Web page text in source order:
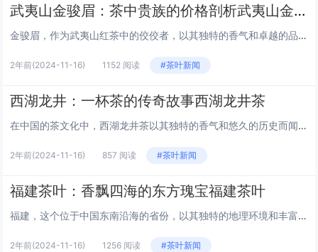
武夷山金骏眉：茶中贵族的价格剖析武夷山金骏眉价格
金骏眉，作为武夷山红茶中的佼佼者，以其独特的香气和卓越的品质闻名于世。这种茶以其精细的工艺和稀有的产量而备受茶友们的追捧。那么，武夷山金骏眉的价格究竟如何？本文将为您揭开其价格背后的神秘面纱。 金骏眉的起源与特点 金骏眉源自中国福建省武夷...
2年前(2024-11-16) 1152 阅读 #茶叶新闻
西湖龙井：一杯茶的传奇故事西湖龙井茶
在中国的茶文化中，西湖龙井茶以其独特的香气和悠久的历史而闻名遐迩。这不仅仅是一杯茶，它是杭州西湖的精髓，是中国茶艺的瑰宝，更是连接古今的桥梁。让我们一同走进西湖龙井的世界，感受一杯茶背后的传奇故事。 西湖龙井的历史渊源 西湖龙井的历史可以...
2年前(2024-11-16) 857 阅读 #茶叶新闻
福建茶叶：香飘四海的东方瑰宝福建茶叶
福建，这个位于中国东南沿海的省份，以其独特的地理环境和丰富的文化历史，孕育出了世界闻名的茶叶。福建茶叶，不仅仅是一种饮品，它是一种文化，一种艺术，更是一段跨越千年的历史。本文将带您走进福建茶叶的世界，探索其独特魅力。 福建茶叶的历史渊源...
2年前(2024-11-16) 1256 阅读 #茶叶新闻